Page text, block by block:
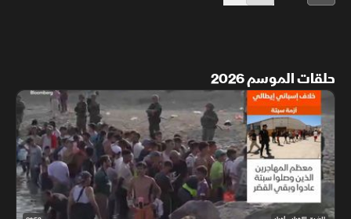
حلقات الموسم 2026